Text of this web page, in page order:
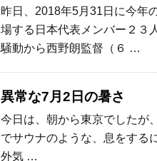
昨日、2018年5月31日に今年
場する日本代表メンバー２３
騒動から西野朗監督（６ …
異常な7月2日の暑さ
今日は、朝から東京でしたが
でサウナのような、息をする
外気 …